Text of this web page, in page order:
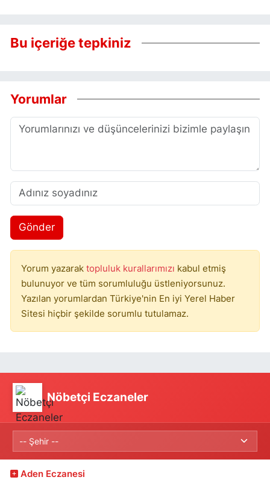
Bu içeriğe tepkiniz
Yorumlar
Gönder
Yorum yazarak topluluk kurallarımızı kabul etmiş
bulunuyor ve tüm sorumluluğu üstleniyorsunuz.
Yazılan yorumlardan Türkiye'nin En iyi Yerel Haber
Sitesi hiçbir şekilde sorumlu tutulamaz.
Nöbetçi Eczaneler
Aden Eczanesi